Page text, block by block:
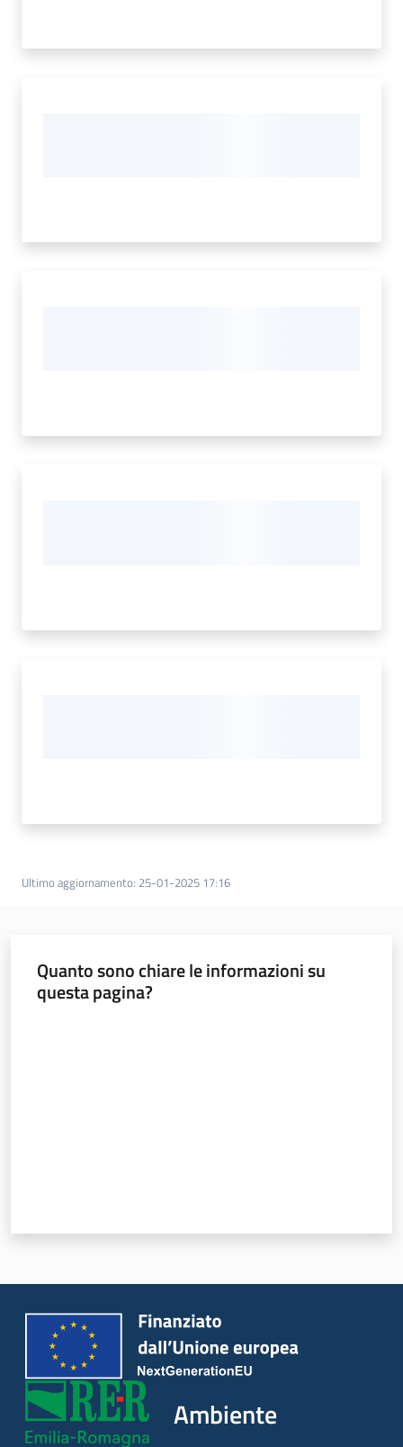
Ultimo aggiornamento: 25-01-2025 17:16
Quanto sono chiare le informazioni su
questa pagina?
Ambiente